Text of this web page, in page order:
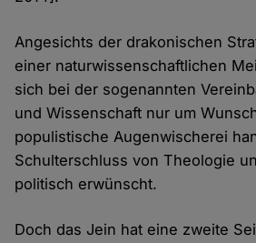
Angesichts der drakonischen
einer naturwissenschaftlichen
sich bei der sogenannten
und Wissenschaft nur um
populistische Augenwischerei
Schulterschluss von Theologie
politisch erwünscht.
Doch das Jein hat eine zweite